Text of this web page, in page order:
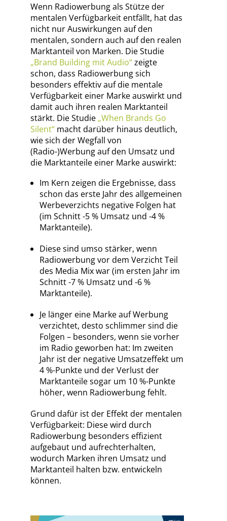
Wenn Radiowerbung als Stütze der
mentalen Verfügbarkeit entfällt, hat das
nicht nur Auswirkungen auf den
mentalen, sondern auch auf den realen
Marktanteil von Marken. Die Studie
„Brand Building mit Audio“zeigte
schon, dass Radiowerbung sich
besonders effektiv auf die mentale
Verfügbarkeit einer Marke auswirkt und
damit auch ihren realen Marktanteil
stärkt. Die Studie „When Brands Go
Silent“macht darüber hinaus deutlich,
wie sich der Wegfall von
(Radio-)Werbung auf den Umsatz und
die Marktanteile einer Marke auswirkt:
Im Kern zeigen die Ergebnisse, dass
schon das erste Jahr des allgemeinen
Werbeverzichts negative Folgen hat
(im Schnitt -5 % Umsatz und -4 %
Marktanteile).
Diese sind umso stärker, wenn
Radiowerbung vor dem Verzicht Teil
des Media Mix war (im ersten Jahr im
Schnitt -7 % Umsatz und -6 %
Marktanteile).
Je länger eine Marke auf Werbung
verzichtet, desto schlimmer sind die
Folgen – besonders, wenn sie vorher
im Radio geworben hat: Im zweiten
Jahr ist der negative Umsatzeffekt um
4 %-Punkte und der Verlust der
Marktanteile sogar um 10 %-Punkte
höher, wenn Radiowerbung fehlt.
Grund dafür ist der Effekt der mentalen
Verfügbarkeit: Diese wird durch
Radiowerbung besonders effizient
aufgebaut und aufrechterhalten,
wodurch Marken ihren Umsatz und
Marktanteil halten bzw. entwickeln
können.